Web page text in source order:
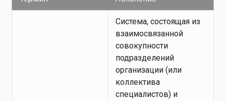
Система, состоящая из
взаимосвязанной
совокупности
подразделений
организации (или
коллектива
специалистов) и